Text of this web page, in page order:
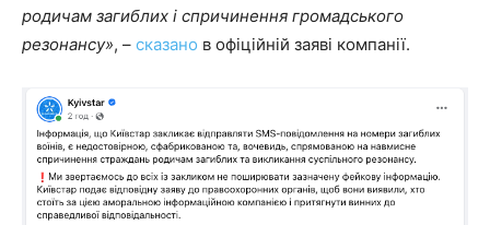
родичам загиблих і спричинення громадського
резонансу», – сказано в офіційній заяві компанії.